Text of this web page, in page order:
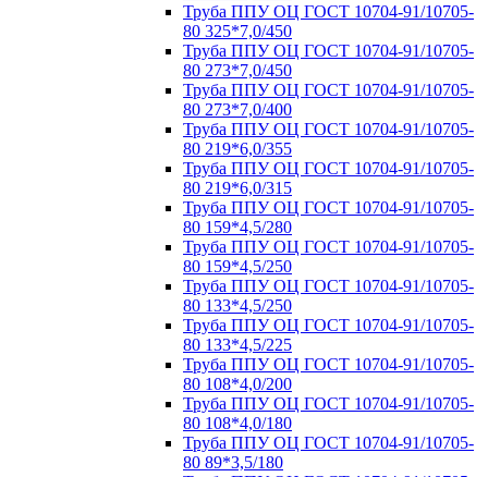
Труба ППУ ОЦ ГОСТ 10704-91/10705-
80 325*7,0/450
Труба ППУ ОЦ ГОСТ 10704-91/10705-
80 273*7,0/450
Труба ППУ ОЦ ГОСТ 10704-91/10705-
80 273*7,0/400
Труба ППУ ОЦ ГОСТ 10704-91/10705-
80 219*6,0/355
Труба ППУ ОЦ ГОСТ 10704-91/10705-
80 219*6,0/315
Труба ППУ ОЦ ГОСТ 10704-91/10705-
80 159*4,5/280
Труба ППУ ОЦ ГОСТ 10704-91/10705-
80 159*4,5/250
Труба ППУ ОЦ ГОСТ 10704-91/10705-
80 133*4,5/250
Труба ППУ ОЦ ГОСТ 10704-91/10705-
80 133*4,5/225
Труба ППУ ОЦ ГОСТ 10704-91/10705-
80 108*4,0/200
Труба ППУ ОЦ ГОСТ 10704-91/10705-
80 108*4,0/180
Труба ППУ ОЦ ГОСТ 10704-91/10705-
80 89*3,5/180